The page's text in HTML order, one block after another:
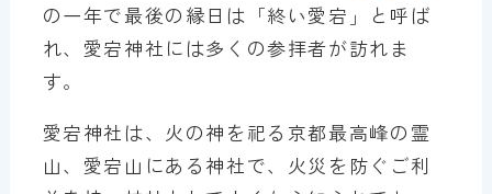
の一年で最後の縁日は「終い愛宕」と呼ば
れ、愛宕神社には多くの参拝者が訪れま
す。
愛宕神社は、火の神を祀る京都最高峰の霊
山、愛宕山にある神社で、火災を防ぐご利